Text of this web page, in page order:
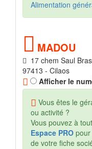
Alimentation
MADOU
17 chem Saul
97413 - Cilaos
Afficher le
Vous êtes le
ou activité ?
Vous pouvez à
Espace PRO
de votre fiche